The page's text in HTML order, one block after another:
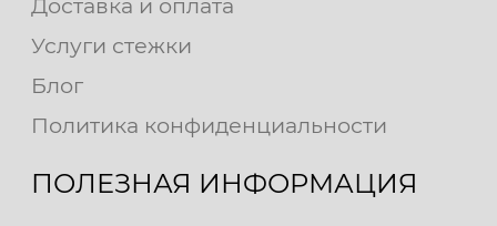
Услуги стежки
Блог
Политика конфиденциальности
ПОЛЕЗНАЯ ИНФОРМАЦИЯ